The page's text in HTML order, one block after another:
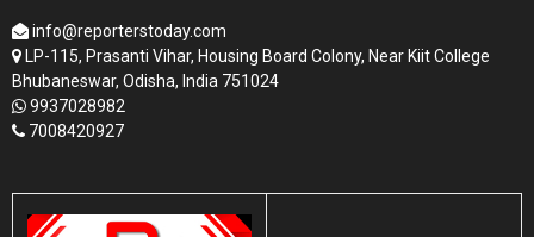
info@reporterstoday.com
LP-115, Prasanti Vihar, Housing Board Colony, Near Kiit College
Bhubaneswar, Odisha, India 751024
9937028982
7008420927